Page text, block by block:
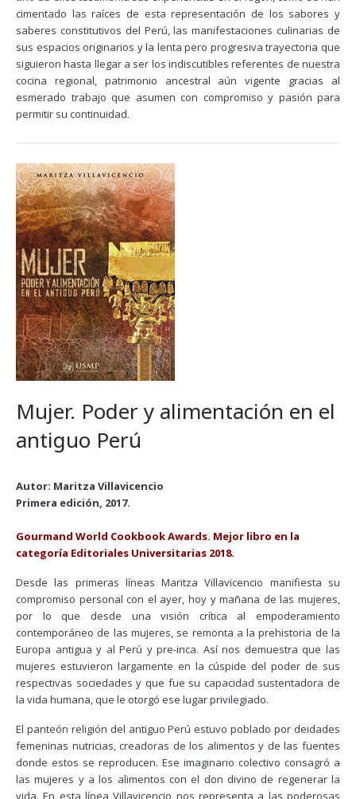
cimentado las raíces de esta representación de los sabores y
saberes constitutivos del Perú, las manifestaciones culinarias de
sus espacios originarios y la lenta pero progresiva trayectoria que
siguieron hasta llegar a ser los indiscutibles referentes de nuestra
cocina regional, patrimonio ancestral aún vigente gracias al
esmerado trabajo que asumen con compromiso y pasión para
permitir su continuidad.
Mujer. Poder y alimentación en el
antiguo Perú
Autor: Maritza Villavicencio
Primera edición, 2017.
Gourmand World Cookbook Awards. Mejor libro en la
categoría Editoriales Universitarias 2018.
Desde las primeras líneas Maritza Villavicencio manifiesta su
compromiso personal con el ayer, hoy y mañana de las mujeres,
por lo que desde una visión crítica al empoderamiento
contemporáneo de las mujeres, se remonta a la prehistoria de la
Europa antigua y al Perú y pre-inca. Así nos demuestra que las
mujeres estuvieron largamente en la cúspide del poder de sus
respectivas sociedades y que fue su capacidad sustentadora de
la vida humana, que le otorgó ese lugar privilegiado.
El panteón religión del antiguo Perú estuvo poblado por deidades
femeninas nutricias, creadoras de los alimentos y de las fuentes
donde estos se reproducen. Ese imaginario colectivo consagró a
las mujeres y a los alimentos con el don divino de regenerar la
vida. En esta línea Villavicencio nos representa a las poderosas